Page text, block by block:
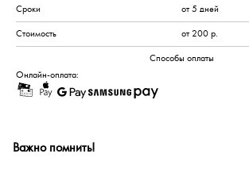
от 5 дней
от 200 р.
Онлайн-оплата:
Важно помнить!